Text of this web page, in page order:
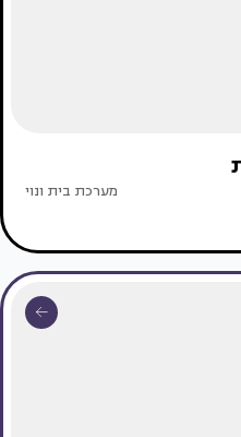
מערכת בית ונוי